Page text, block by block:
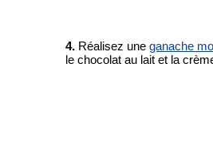
4. Réalisez une ganache
le chocolat au lait et la